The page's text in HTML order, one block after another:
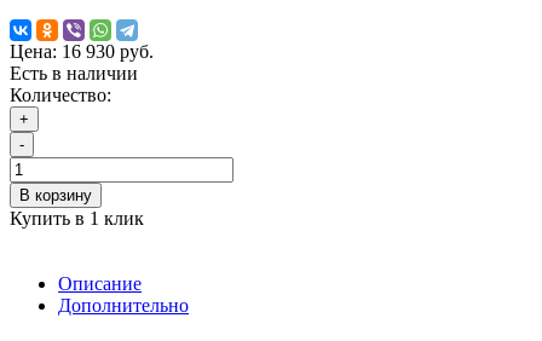
Цена: 16 930 руб.
Есть в наличии
Количество:
+
-
В корзину
Купить в 1 клик
Описание
Дополнительно